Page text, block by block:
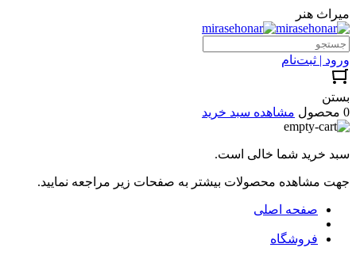
میراث هنر
ورود | ثبت‌نام
بستن
0 محصول
مشاهده سبد خرید
سبد خرید شما خالی است.
جهت مشاهده محصولات بیشتر به صفحات زیر مراجعه نمایید.
صفحه اصلی
فروشگاه